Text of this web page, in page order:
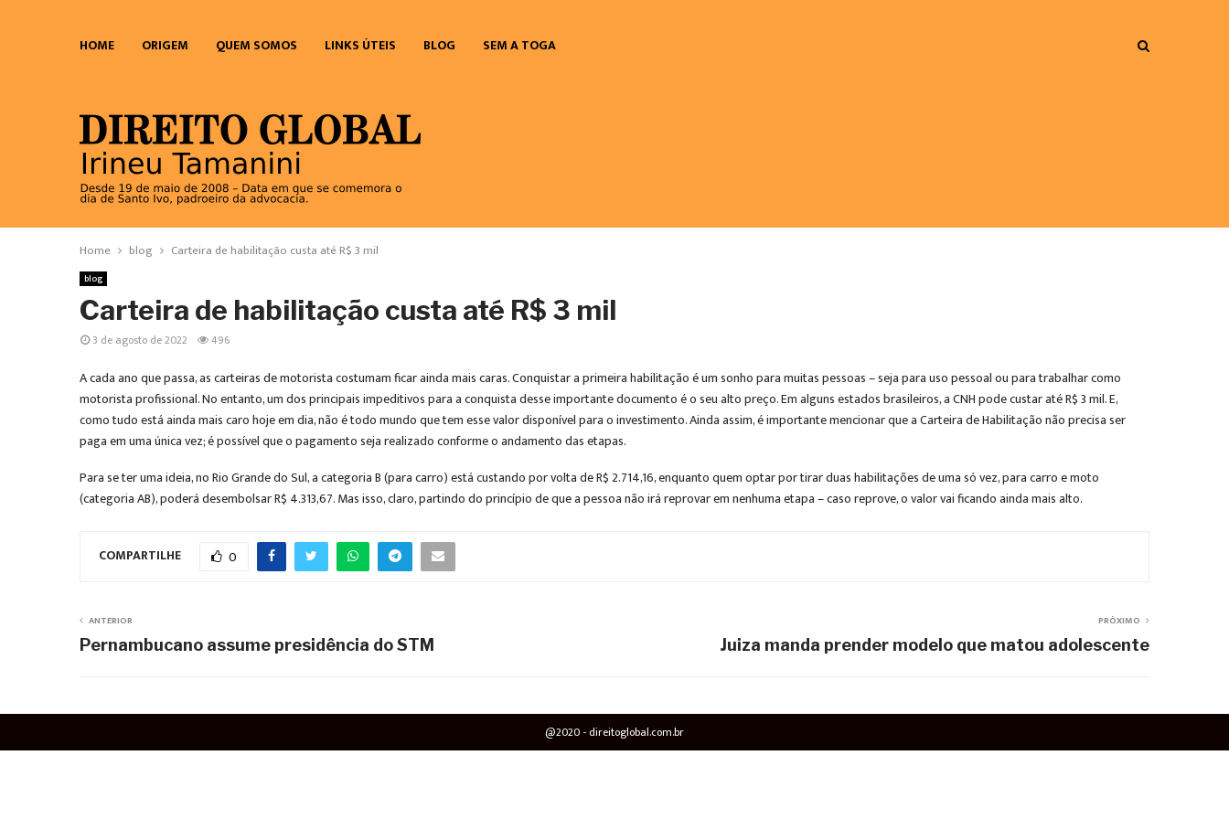
HOME ORIGEM QUEM SOMOS LINKS ÚTEIS BLOG SEM A TOGA
Home blog Carteira de habilitação custa até R$ 3 mil
blog
Carteira de habilitação custa até R$ 3 mil
3 de agosto de 2022 496
A cada ano que passa, as carteiras de motorista costumam ficar ainda mais caras. Conquistar a primeira habilitação é um sonho para muitas pessoas – seja para uso pessoal ou para trabalhar como
motorista profissional. No entanto, um dos principais impeditivos para a conquista desse importante documento é o seu alto preço. Em alguns estados brasileiros, a CNH pode custar até R$ 3 mil. E,
como tudo está ainda mais caro hoje em dia, não é todo mundo que tem esse valor disponível para o investimento. Ainda assim, é importante mencionar que a Carteira de Habilitação não precisa ser
paga em uma única vez; é possível que o pagamento seja realizado conforme o andamento das etapas.
Para se ter uma ideia, no Rio Grande do Sul, a categoria B (para carro) está custando por volta de R$ 2.714,16, enquanto quem optar por tirar duas habilitações de uma só vez, para carro e moto
(categoria AB), poderá desembolsar R$ 4.313,67. Mas isso, claro, partindo do princípio de que a pessoa não irá reprovar em nenhuma etapa – caso reprove, o valor vai ficando ainda mais alto.
COMPARTILHE 0
ANTERIOR
Pernambucano assume presidência do STM
PRÓXIMO
Juiza manda prender modelo que matou adolescente
@2020 - direitoglobal.com.br